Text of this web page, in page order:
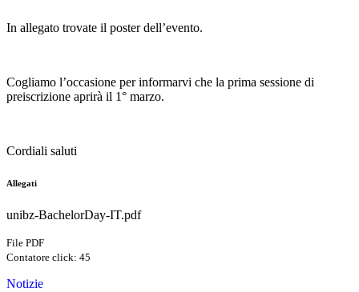
In allegato trovate il poster dell’evento.
Cogliamo l’occasione per informarvi che la prima sessione di
preiscrizione aprirà il 1° marzo.
Cordiali saluti
Allegati
unibz-BachelorDay-IT.pdf
File PDF
Contatore click: 45
Notizie